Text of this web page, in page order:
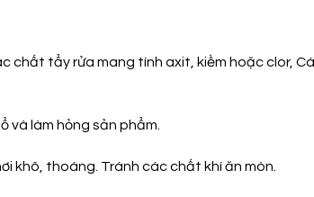
chất tẩy rửa mang tính axit, kiềm hoặc clor,
và làm hỏng sản phẩm.
khô, thoáng. Tránh các chất khí ăn mòn.